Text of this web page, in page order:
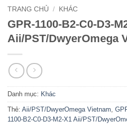
TRANG CHỦ / KHÁC
GPR-1100-B2-C0-D3-
Aii/PST/DwyerOmega
Danh mục: Khác
Thẻ: Aii/PST/DwyerOmega Vietnam,
1100-B2-C0-D3-M2-X1 Aii/PST/